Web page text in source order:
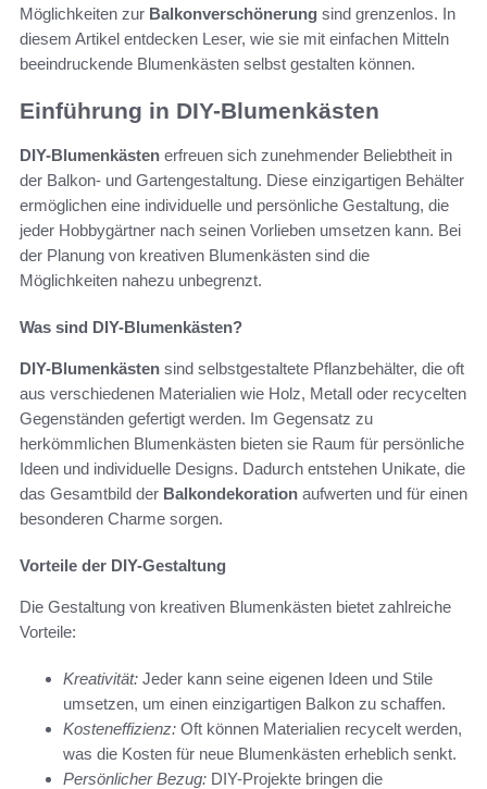
Möglichkeiten zur Balkonverschönerung sind grenzenlos. In
diesem Artikel entdecken Leser, wie sie mit einfachen Mitteln
beeindruckende Blumenkästen selbst gestalten können.
Einführung in DIY-Blumenkästen
DIY-Blumenkästen erfreuen sich zunehmender Beliebtheit in
der Balkon- und Gartengestaltung. Diese einzigartigen Behälter
ermöglichen eine individuelle und persönliche Gestaltung, die
jeder Hobbygärtner nach seinen Vorlieben umsetzen kann. Bei
der Planung von kreativen Blumenkästen sind die
Möglichkeiten nahezu unbegrenzt.
Was sind DIY-Blumenkästen?
DIY-Blumenkästen sind selbstgestaltete Pflanzbehälter, die oft
aus verschiedenen Materialien wie Holz, Metall oder recycelten
Gegenständen gefertigt werden. Im Gegensatz zu
herkömmlichen Blumenkästen bieten sie Raum für persönliche
Ideen und individuelle Designs. Dadurch entstehen Unikate, die
das Gesamtbild der Balkondekoration aufwerten und für einen
besonderen Charme sorgen.
Vorteile der DIY-Gestaltung
Die Gestaltung von kreativen Blumenkästen bietet zahlreiche
Vorteile:
Kreativität: Jeder kann seine eigenen Ideen und Stile
umsetzen, um einen einzigartigen Balkon zu schaffen.
Kosteneffizienz: Oft können Materialien recycelt werden,
was die Kosten für neue Blumenkästen erheblich senkt.
Persönlicher Bezug: DIY-Projekte bringen die